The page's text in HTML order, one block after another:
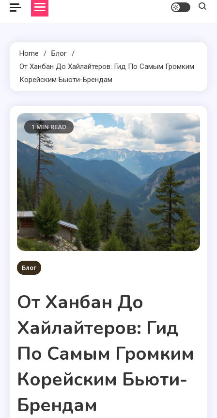
Home
Блог
От Ханбан До Хайлайтеров: Гид По Самым Громким
Корейским Бьюти-Брендам
1 MIN READ
Блог
От Ханбан До
Хайлайтеров: Гид
По Самым Громким
Корейским Бьюти-
Брендам